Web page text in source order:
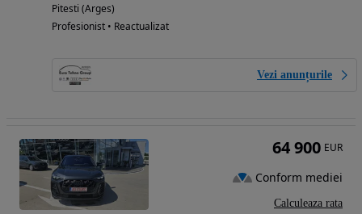
Pitesti (Arges)
Profesionist • Reactualizat
Vezi anunțurile
64 900 EUR
Conform mediei
Calculeaza rata